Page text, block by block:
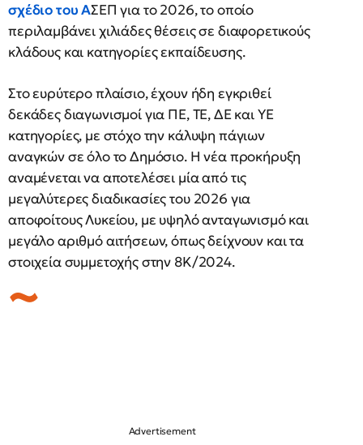
σχέδιο του ΑΣΕΠ για το 2026, το οποίο
περιλαμβάνει χιλιάδες θέσεις σε διαφορετικούς
κλάδους και κατηγορίες εκπαίδευσης.
Στο ευρύτερο πλαίσιο, έχουν ήδη εγκριθεί
δεκάδες διαγωνισμοί για ΠΕ, ΤΕ, ΔΕ και ΥΕ
κατηγορίες, με στόχο την κάλυψη πάγιων
αναγκών σε όλο το Δημόσιο. Η νέα προκήρυξη
αναμένεται να αποτελέσει μία από τις
μεγαλύτερες διαδικασίες του 2026 για
αποφοίτους Λυκείου, με υψηλό ανταγωνισμό και
μεγάλο αριθμό αιτήσεων, όπως δείχνουν και τα
στοιχεία συμμετοχής στην 8Κ/2024.